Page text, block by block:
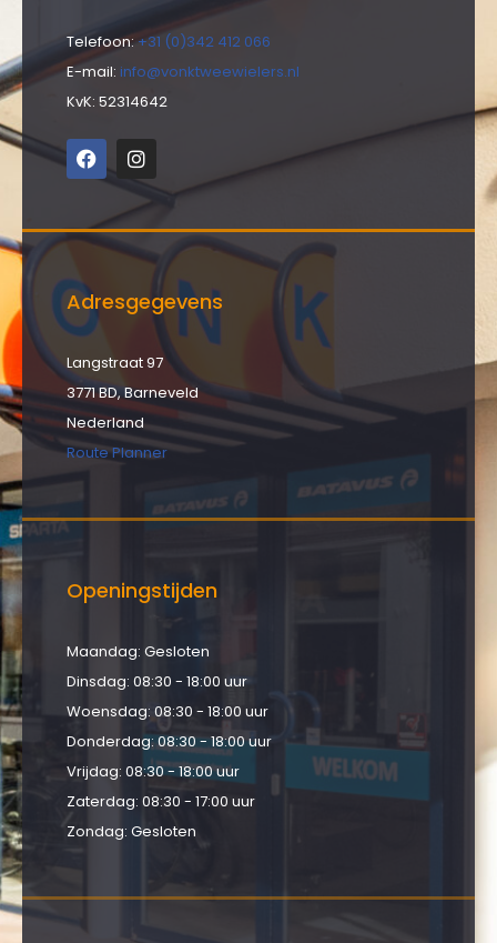
Telefoon: +31 (0)342 412 066
E-mail: info@vonktweewielers.nl
KvK: 52314642
Adresgegevens
Langstraat 97
3771 BD, Barneveld
Nederland
Route Planner
Openingstijden
Maandag: Gesloten
Dinsdag: 08:30 - 18:00 uur
Woensdag: 08:30 - 18:00 uur
Donderdag: 08:30 - 18:00 uur
Vrijdag: 08:30 - 18:00 uur
Zaterdag: 08:30 - 17:00 uur
Zondag: Gesloten